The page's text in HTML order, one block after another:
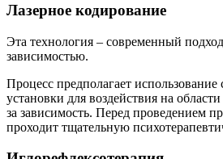
Лазерное кодирование
Эта технология – современный
зависимостью.
Процесс предполагает
установки для воздействия на
за зависимость. Перед проведением
проходит тщательную